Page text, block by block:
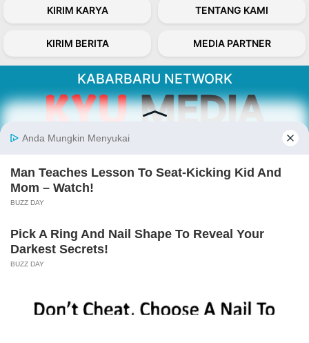
KIRIM KARYA TENTANG KAMI
KIRIM BERITA MEDIA PARTNER
KABARBARU NETWORK
Kabarbaru.co menyajikan berita aktual dan
Follow Kabarbaru